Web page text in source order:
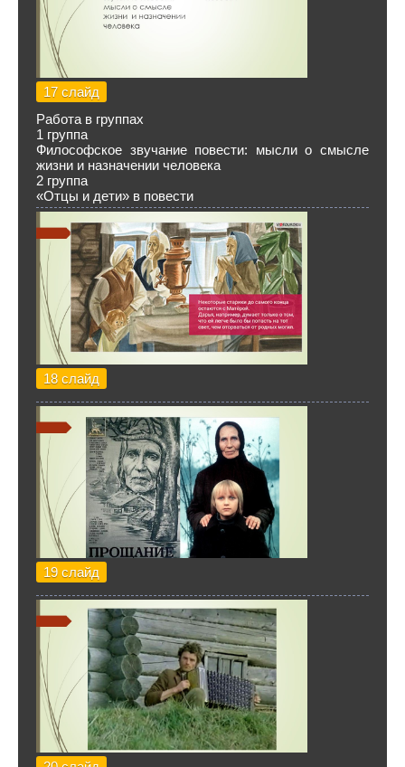
17 слайд
Работа в группах
1 группа
Философское звучание повести: мысли о смысле
жизни и назначении человека
2 группа
«Отцы и дети» в повести
18 слайд
19 слайд